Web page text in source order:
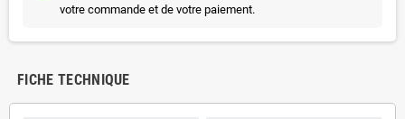
votre commande et de votre paiement.
FICHE TECHNIQUE